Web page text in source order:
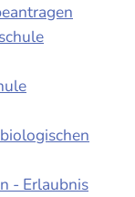
- Erlaubnis